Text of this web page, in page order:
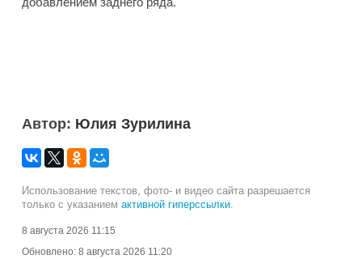
Автор: Юлия Зурилина
Использование текстов, фото- и видео сайта разрешается
только с указанием активной гиперссылки
8 августа 2026 11:15
Обновлено: 8 августа 2026 11:20